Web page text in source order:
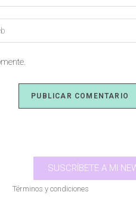
SUSCRÍBETE A MI
Términos y condiciones